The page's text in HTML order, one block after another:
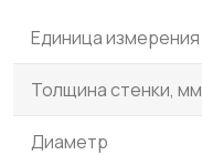
Единица измерения
Толщина стенки, мм
Диаметр